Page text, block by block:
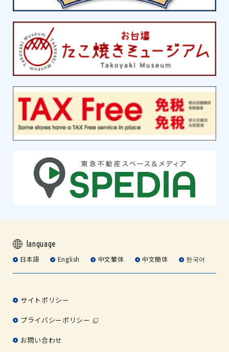
language
日本語 English 中文繁体 中文簡体 한국어
サイトポリシー
プライバシーポリシー
お問い合わせ